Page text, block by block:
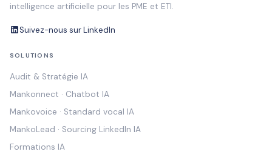
intelligence artificielle pour les PME et ETI.
Suivez-nous sur LinkedIn
SOLUTIONS
Audit & Stratégie IA
Mankonnect · Chatbot IA
Mankovoice · Standard vocal IA
MankoLead · Sourcing LinkedIn IA
Formations IA